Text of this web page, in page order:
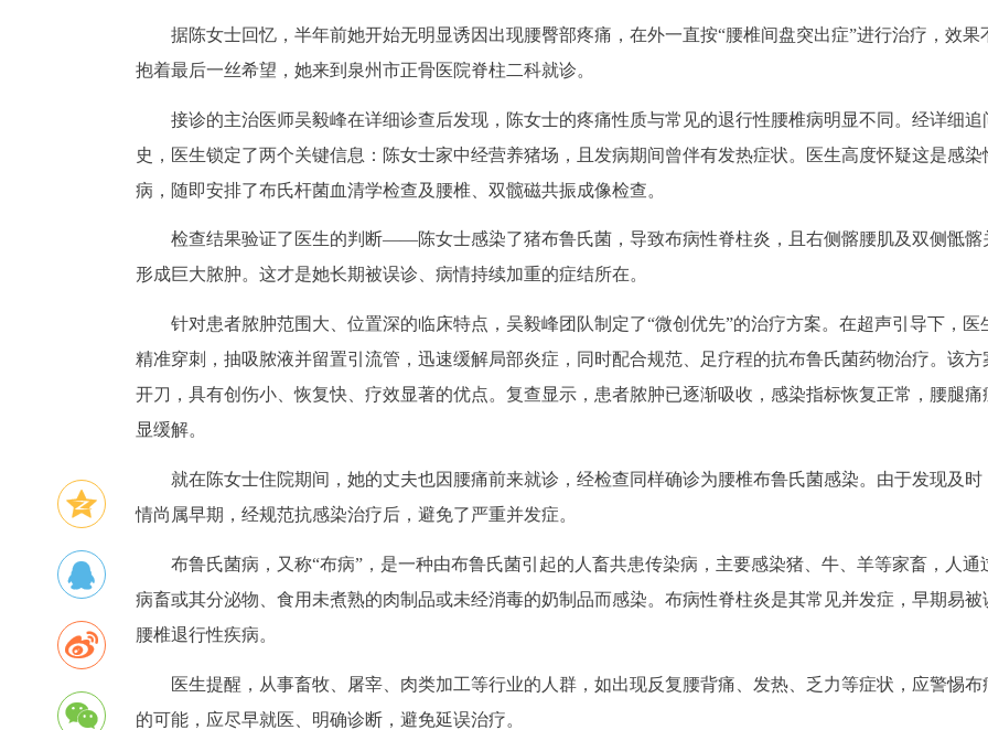
据陈女士回忆，半年前她开始无明显诱因出现腰臀部疼痛，在外一直按“腰椎间盘突出症”进行治疗，效果
抱着最后一丝希望，她来到泉州市正骨医院脊柱二科就诊。
接诊的主治医师吴毅峰在详细诊查后发现，陈女士的疼痛性质与常见的退行性腰椎病明显不同。经详细追
史，医生锁定了两个关键信息：陈女士家中经营养猪场，且发病期间曾伴有发热症状。医生高度怀疑这是感染
病，随即安排了布氏杆菌血清学检查及腰椎、双髋磁共振成像检查。
检查结果验证了医生的判断——陈女士感染了猪布鲁氏菌，导致布病性脊柱炎，且右侧髂腰肌及双侧骶髂
形成巨大脓肿。这才是她长期被误诊、病情持续加重的症结所在。
针对患者脓肿范围大、位置深的临床特点，吴毅峰团队制定了“微创优先”的治疗方案。在超声引导下，医
精准穿刺，抽吸脓液并留置引流管，迅速缓解局部炎症，同时配合规范、足疗程的抗布鲁氏菌药物治疗。该方
开刀，具有创伤小、恢复快、疗效显著的优点。复查显示，患者脓肿已逐渐吸收，感染指标恢复正常，腰腿痛
显缓解。
就在陈女士住院期间，她的丈夫也因腰痛前来就诊，经检查同样确诊为腰椎布鲁氏菌感染。由于发现及时
情尚属早期，经规范抗感染治疗后，避免了严重并发症。
布鲁氏菌病，又称“布病”，是一种由布鲁氏菌引起的人畜共患传染病，主要感染猪、牛、羊等家畜，人通
病畜或其分泌物、食用未煮熟的肉制品或未经消毒的奶制品而感染。布病性脊柱炎是其常见并发症，早期易被
腰椎退行性疾病。
医生提醒，从事畜牧、屠宰、肉类加工等行业的人群，如出现反复腰背痛、发热、乏力等症状，应警惕布
的可能，应尽早就医、明确诊断，避免延误治疗。